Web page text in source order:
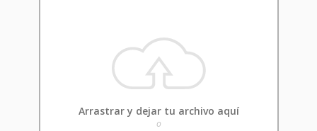
Arrastrar y dejar tu archivo aquí
o